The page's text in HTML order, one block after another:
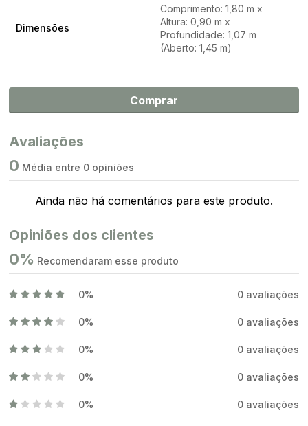
Dimensões
Comprimento: 1,80 m x
Altura: 0,90 m x
Profundidade: 1,07 m
(Aberto: 1,45 m)
Comprar
Avaliações
0 Média entre 0 opiniões
Ainda não há comentários para este produto.
Opiniões dos clientes
0% Recomendaram esse produto
0% 0 avaliações
0% 0 avaliações
0% 0 avaliações
0% 0 avaliações
0% 0 avaliações